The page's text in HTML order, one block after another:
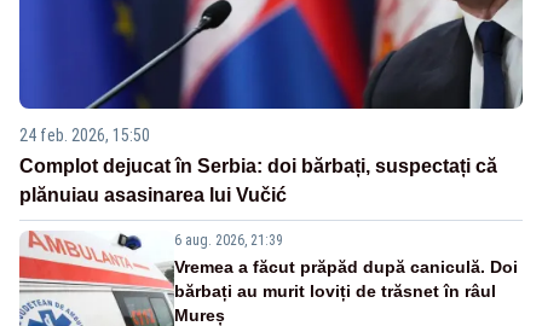
24 feb. 2026, 15:50
Complot dejucat în Serbia: doi bărbați, suspectați că
plănuiau asasinarea lui Vučić
6 aug. 2026, 21:39
Vremea a făcut prăpăd după caniculă. Doi
bărbați au murit loviți de trăsnet în râul
Mureș